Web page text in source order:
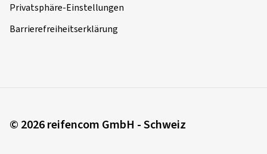
Privatsphäre-Einstellungen
Barrierefreiheitserklärung
© 2026 reifencom GmbH - Schweiz